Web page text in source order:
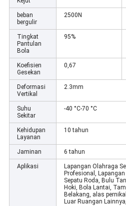
beban
bergulir
2500N
Tingkat
Pantulan
Bola
95%
Koefisien
Gesekan
0,67
Deformasi
Vertikal
2.3mm
Suhu
Sekitar
-40 °C-70 °C
Kehidupan
Layanan
10 tahun
Jaminan 6 tahun
Aplikasi
Lapangan Olahraga
Profesional,
Sepatu Roda, Bulu
Hoki, Bola Lantai,
Belakang, alas
Luar Ruangan